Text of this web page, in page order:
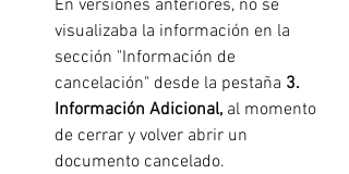
En versiones anteriores, no se
visualizaba la información en la
sección "Información de
cancelación" desde la pestaña 3.
Información Adicional, al momento
de cerrar y volver abrir un
documento cancelado.